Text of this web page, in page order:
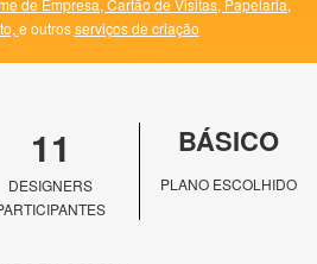
de Empresa, Cartão de Visitas, Papelaria,
e outrosserviços de criação
11
DESIGNERS
BÁSICO
PLANO ESCOLHIDO